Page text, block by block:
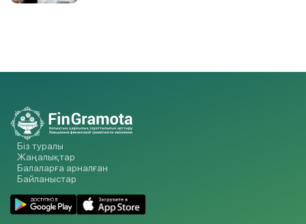
Біз туралы
Жаңалықтар
Балаларға арналған
Байланыстар